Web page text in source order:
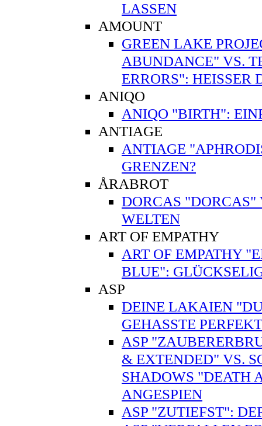
LASSEN
AMOUNT
GREEN LAKE
ABUNDANCE" VS.
ERRORS": HEISSER
ANIQO
ANIQO "BIRTH":
ANTIAGE
ANTIAGE
GRENZEN?
ÅRABROT
DORCAS
WELTEN
ART OF EMPATHY
ART OF EMPATHY
BLUE":
ASP
DEINE LAKAIEN
GEHASSTE
ASP
& EXTENDED" VS.
SHADOWS "DEATH
ANGESPIEN
ASP "ZUTIEFST":